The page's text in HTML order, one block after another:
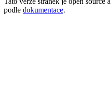
podle dokumentace.